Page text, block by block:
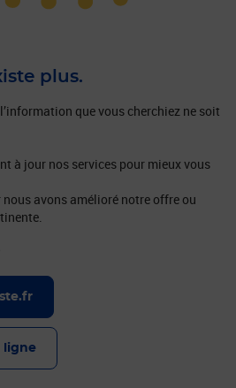
plus.
que vous cherchiez ne soit
à jour nos services pour mieux vous
nous avons amélioré notre offre ou
ligne